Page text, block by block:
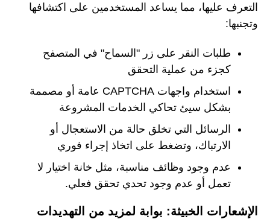
التعرف عليها، مما يساعد المستخدمين على اكتشافها
وتجنبها:
طلبات النقر على زر "السماح" في المتصفح
كجزء من عملية التحقق
استخدام واجهات CAPTCHA عامة أو مصممة
بشكل سيئ تحاكي الخدمات المشروعة
الرسائل التي تخلق حالة من الاستعجال أو
الارتباك، وتضغط على اتخاذ إجراء فوري
عدم وجود وظائف مناسبة، مثل خانة اختيار لا
تعمل أو عدم وجود تحدي تحقق فعلي.
الإشعارات الخبيثة: بوابة لمزيد من التهديدات